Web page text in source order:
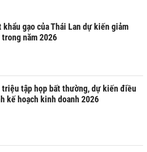
khẩu gạo của Thái Lan dự kiến giảm
trong năm 2026
triệu tập họp bất thường, dự kiến điều
kế hoạch kinh doanh 2026